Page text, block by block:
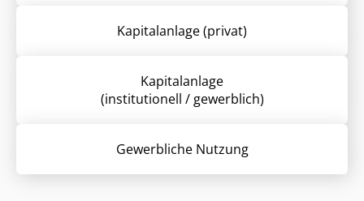
Kapitalanlage (privat)
Kapitalanlage
(institutionell / gewerblich)
Gewerbliche Nutzung